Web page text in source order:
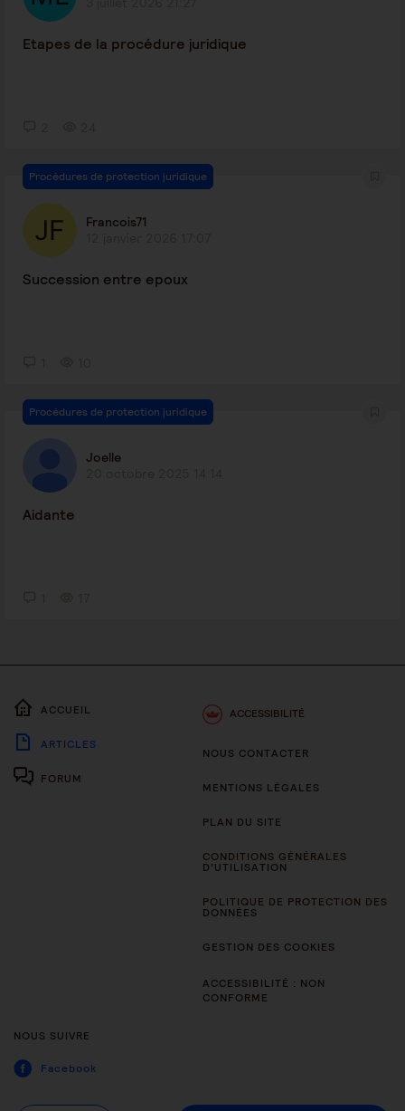
Etapes de la procédure juridique
Procédures de protection juridique
Francois71
Succession entre epoux
Procédures de protection juridique
Joelle
Aidante
ACCUEIL
ARTICLES
FORUM
ACCESSIBILITÉ
NOUS CONTACTER
MENTIONS LÉGALES
PLAN DU SITE
CONDITIONS GÉNÉRALES
D’UTILISATION
POLITIQUE DE PROTECTION DES
DONNÉES
GESTION DES COOKIES
ACCESSIBILITÉ : NON
CONFORME
NOUS SUIVRE
Facebook